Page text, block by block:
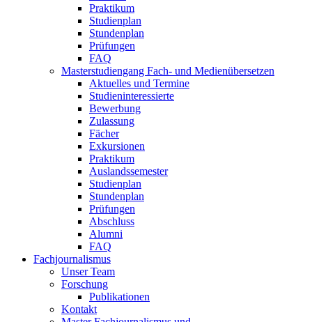
Praktikum
Studienplan
Stundenplan
Prüfungen
FAQ
Masterstudiengang Fach- und Medienübersetzen
Aktuelles und Termine
Studieninteressierte
Bewerbung
Zulassung
Fächer
Exkursionen
Praktikum
Auslandssemester
Studienplan
Stundenplan
Prüfungen
Abschluss
Alumni
FAQ
Fachjournalismus
Unser Team
Forschung
Publikationen
Kontakt